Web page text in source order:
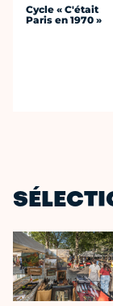
Cycle « C'était
Paris en 1970 »